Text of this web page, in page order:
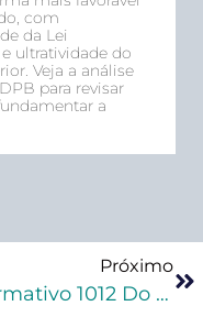
com
da Lei
e ultratividade do
Veja a análise
para revisar
a
Próximo
Informativo 1012 Do STF